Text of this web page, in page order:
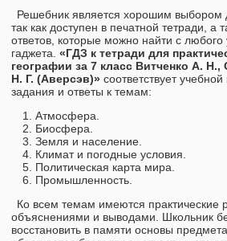
Решебник является хорошим выбором
так как доступен в печатной тетради, а
ответов, которые можно найти с любого
гаджета. «ГДЗ к тетради для
географии за 7 класс Витченко А. Н.,
Н. Г. (Аверсэв)» соответствует
задания и ответы к темам:
Атмосфера.
Биосфера.
Земля и население.
Климат и погодные условия.
Политическая карта мира.
Промышленность.
Ко всем темам имеются практические
объяснениями и выводами. Школьник
восстановить в памяти основы